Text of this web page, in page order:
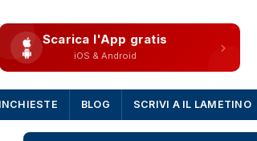
Scarica l'App gratis
iOS & Android
INCHIESTE BLOG SCRIVI A IL LAMETINO